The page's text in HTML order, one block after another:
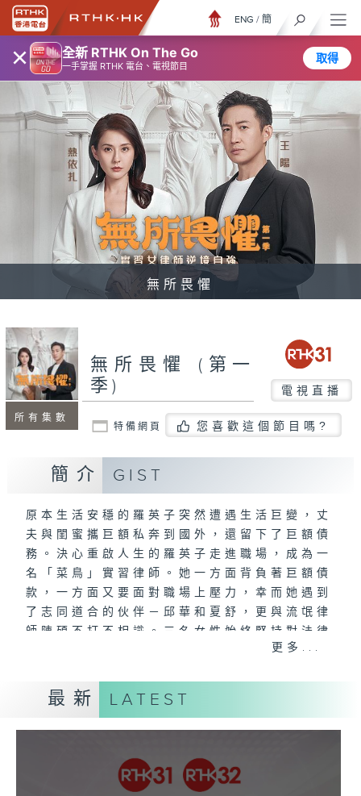
× 全新 RTHK On The Go
一手掌握 RTHK 電台、電視節目
取得
ENG / 簡
無所畏懼
所有集數
無所畏懼 (第一
季)
電視直播
特備網頁 您喜歡這個節目嗎?
簡介 GIST
原本生活安穩的羅英子突然遭遇生活巨變，丈
夫與閨蜜攜巨額私奔到國外，還留下了巨額債
務。決心重啟人生的羅英子走進職場，成為一
名「菜鳥」實習律師。她一方面背負著巨額債
款，一方面又要面對職場上壓力，幸而她遇到
了志同道合的伙伴－邱華和夏舒，更與流氓律
師陳碩不打不相識。三名女性始終堅持對法律
的信仰，堅持伸張正義，透過一起起案件見證
主演:熱依扎、王陽、啜妮、沈羽潔、李煜、
(粵語及普通話雙語播放)
更多...
最新 LATEST